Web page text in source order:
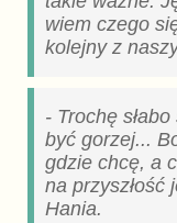
wiem czego
kolejny z
- Trochę
być gorzej...
gdzie chcę, a
na przyszłość
Hania.